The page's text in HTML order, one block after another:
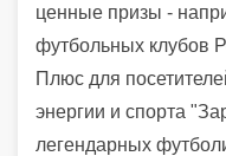
ценные призы -
футбольных клубов
Плюс для
энергии и спорта
легендарных